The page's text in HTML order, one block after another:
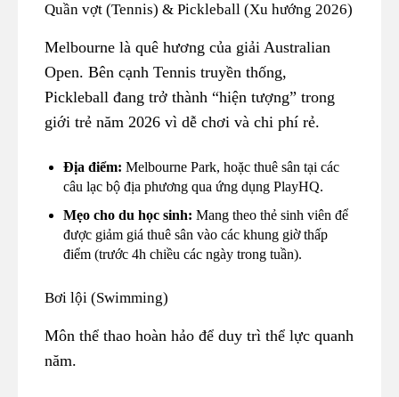
Quần vợt (Tennis) & Pickleball (Xu hướng 2026)
Melbourne là quê hương của giải Australian
Open. Bên cạnh Tennis truyền thống,
Pickleball đang trở thành “hiện tượng” trong
giới trẻ năm 2026 vì dễ chơi và chi phí rẻ.
Địa điểm: Melbourne Park, hoặc thuê sân tại các
câu lạc bộ địa phương qua ứng dụng PlayHQ.
Mẹo cho du học sinh: Mang theo thẻ sinh viên để
được giảm giá thuê sân vào các khung giờ thấp
điểm (trước 4h chiều các ngày trong tuần).
Bơi lội (Swimming)
Môn thể thao hoàn hảo để duy trì thể lực quanh
năm.